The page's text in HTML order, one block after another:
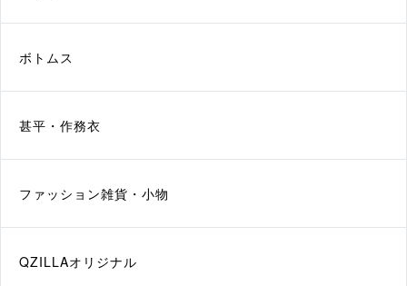
ボトムス
甚平・作務衣
ファッション雑貨・小物
QZILLAオリジナル